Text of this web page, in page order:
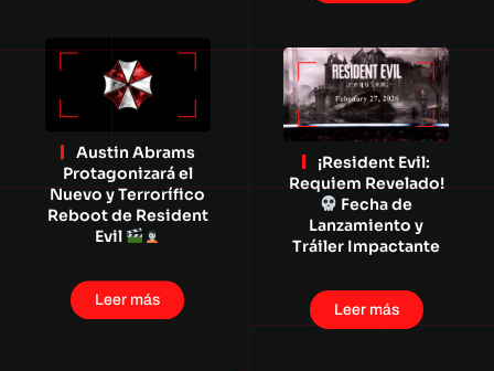
Austin Abrams
Protagonizará el
Nuevo y Terrorífico
Reboot de Resident
Evil
Leer más
¡Resident Evil:
Requiem Revelado!
Fecha de
Lanzamiento y
Tráiler Impactante
Leer más